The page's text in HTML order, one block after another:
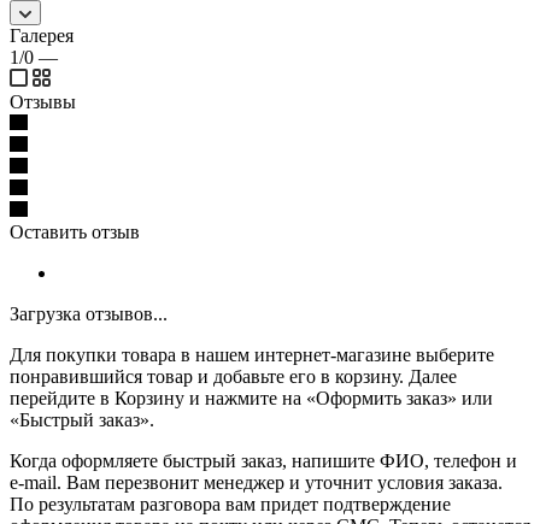
Галерея
1/0 —
Отзывы
Оставить отзыв
Загрузка отзывов...
Для покупки товара в нашем интернет-магазине выберите
понравившийся товар и добавьте его в корзину. Далее
перейдите в Корзину и нажмите на «Оформить заказ» или
«Быстрый заказ».
Когда оформляете быстрый заказ, напишите ФИО, телефон и
e-mail. Вам перезвонит менеджер и уточнит условия заказа.
По результатам разговора вам придет подтверждение